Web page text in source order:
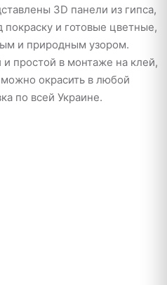
3D панели из гипса,
и готовые цветные,
и природным узором.
простой в монтаже на клей,
окрасить в любой
по всей Украине.